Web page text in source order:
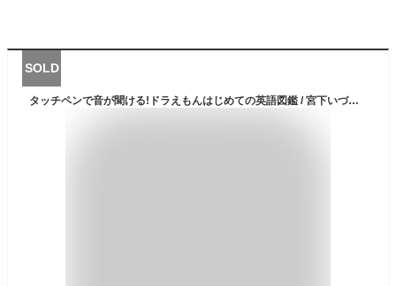
SOLD
タッチペンで音が聞ける!ドラえもんはじめての英語図鑑 / 宮下いづみ 【辞書・辞典】